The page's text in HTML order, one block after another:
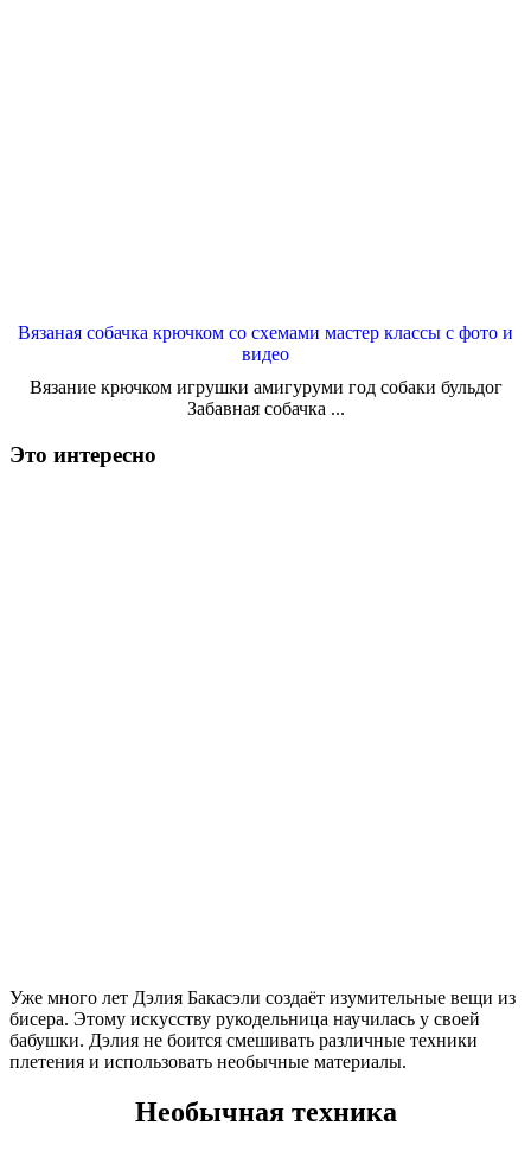
Вязаная собачка крючком со схемами мастер классы с фото и
видео
Вязание крючком игрушки амигуруми год собаки бульдог
Забавная собачка ...
Это интересно
Уже много лет Дэлия Бакасэли создаёт изумительные вещи из
бисера. Этому искусству рукодельница научилась у своей
бабушки. Дэлия не боится смешивать различные техники
плетения и использовать необычные материалы.
Необычная техника